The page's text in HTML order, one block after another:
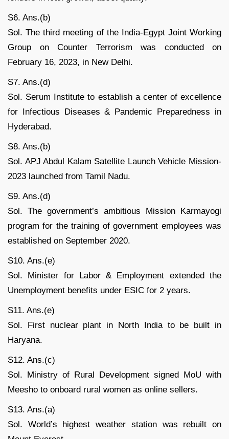
S6. Ans.(b)
Sol. The third meeting of the India-Egypt Joint Working
Group on Counter Terrorism was conducted on
February 16, 2023, in New Delhi.
S7. Ans.(d)
Sol. Serum Institute to establish a center of excellence
for Infectious Diseases & Pandemic Preparedness in
Hyderabad.
S8. Ans.(b)
Sol. APJ Abdul Kalam Satellite Launch Vehicle Mission-
2023 launched from Tamil Nadu.
S9. Ans.(d)
Sol. The government’s ambitious Mission Karmayogi
program for the training of government employees was
established on September 2020.
S10. Ans.(e)
Sol. Minister for Labor & Employment extended the
Unemployment benefits under ESIC for 2 years.
S11. Ans.(e)
Sol. First nuclear plant in North India to be built in
Haryana.
S12. Ans.(c)
Sol. Ministry of Rural Development signed MoU with
Meesho to onboard rural women as online sellers.
S13. Ans.(a)
Sol. World’s highest weather station was rebuilt on